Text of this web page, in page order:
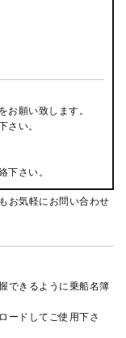
お願い致します。
さい。
下さい。
お気軽にお問い合わせ
できるように乗船名簿
ードしてご使用下さ